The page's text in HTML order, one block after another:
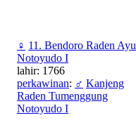
♀ 11. Bendoro Raden Ayu
Notoyudo I
lahir: 1766
perkawinan: ♂ Kanjeng
Raden Tumenggung
Notoyudo I